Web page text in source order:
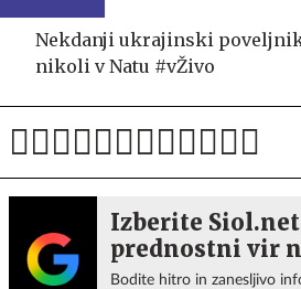
Nekdanji ukrajinski
nikoli v Natu #vŽivo
Izberite Siol.net
prednostni vir
Bodite hitro in zanesljivo